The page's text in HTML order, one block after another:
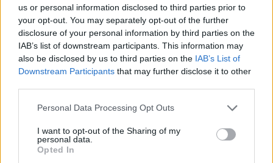
us or personal information disclosed to third parties prior to
your opt-out. You may separately opt-out of the further
disclosure of your personal information by third parties on the
IAB’s list of downstream participants. This information may
also be disclosed by us to third parties on the IAB’s List of
Downstream Participants that may further disclose it to other
Please note that this website/app uses one or more Google
not limited to your visit or usage behaviour. You may click to
grant or deny consent to Google and its third-party tags to
use your data for below specified purposes in below Google
Personal Data Processing Opt Outs
I want to opt-out of the Sharing of my
personal data.
Opted In